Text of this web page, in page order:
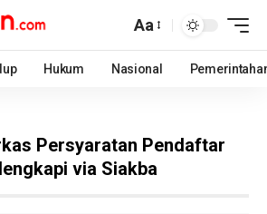
Aa
Hukum Nasional
Persyaratan Pendaftar
via Siakba